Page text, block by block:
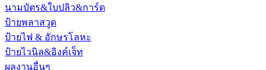
นามบัตร&ใบปลิว&การ์ด
ป้ายพลาสวูด
ป้ายไฟ & อักษรโลหะ
ป้ายไวนิล&อิงค์เจ็ท
ผลงานอื่นๆ